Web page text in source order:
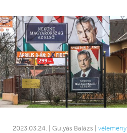
2023.03.24. | Gulyás Balázs | vélemény